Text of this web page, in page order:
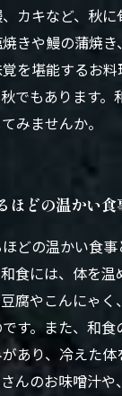
カキなど、秋
きや鰻の蒲焼
を堪能するお
でもあります
みませんか。
ほどの温かい食
どの温かい食
食には、体を
腐やこんにゃ
す。また、和
あり、冷えた
んのお味噌汁